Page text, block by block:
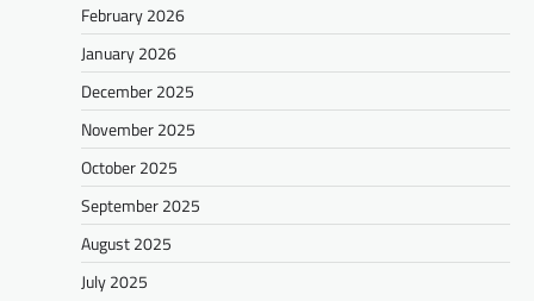
February 2026
January 2026
December 2025
November 2025
October 2025
September 2025
August 2025
July 2025